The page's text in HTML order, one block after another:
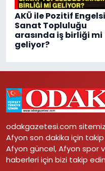
AKÜ ile Pozitif
Sanat Topluluğu
arasında iş birliği mi
geliyor?
odakgazetesi.com
Afyon son dakika için
Afyon güncel, Afyon spor
haberleri için bizi takip